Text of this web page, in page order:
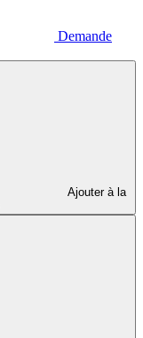
Demande
Ajouter à la